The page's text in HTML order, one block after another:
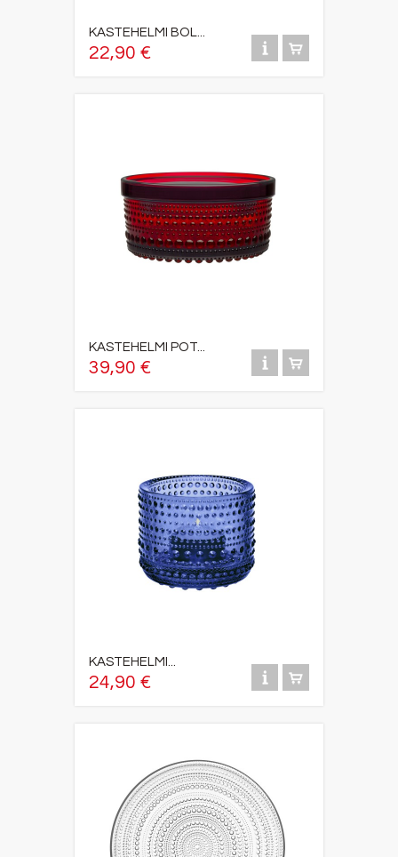
KASTEHELMI BOL...
22,90 €
KASTEHELMI POT...
39,90 €
KASTEHELMI...
24,90 €